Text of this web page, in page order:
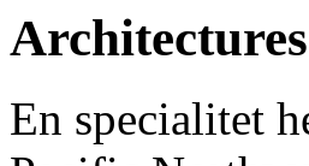
Architectures
En specialitet